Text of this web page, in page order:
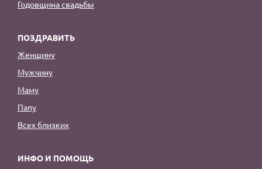
Годовщина свадьбы
ПОЗДРАВИТЬ
Женщину
Мужчину
Маму
Папу
Всех близких
ИНФО И ПОМОЩЬ